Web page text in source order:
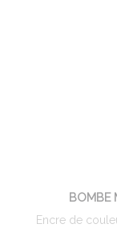
BOMBE
Encre de